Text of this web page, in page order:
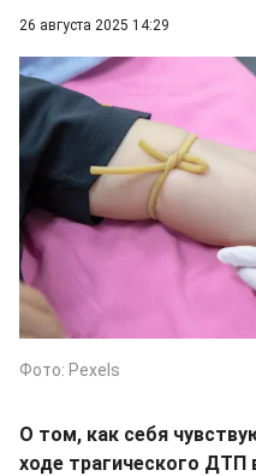
26 августа 2025 14:29
Фото: Pexels
О том, как себя
ходе трагического